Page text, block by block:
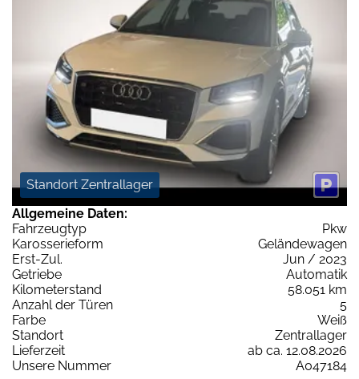
Standort Zentrallager
Allgemeine Daten:
Fahrzeugtyp
Pkw
Karosserieform
Geländewagen
Erst-Zul.
Jun / 2023
Getriebe
Automatik
Kilometerstand
58.051 km
Anzahl der Türen
5
Farbe
Weiß
Standort
Zentrallager
Lieferzeit
ab ca. 12.08.2026
Unsere Nummer
A047184